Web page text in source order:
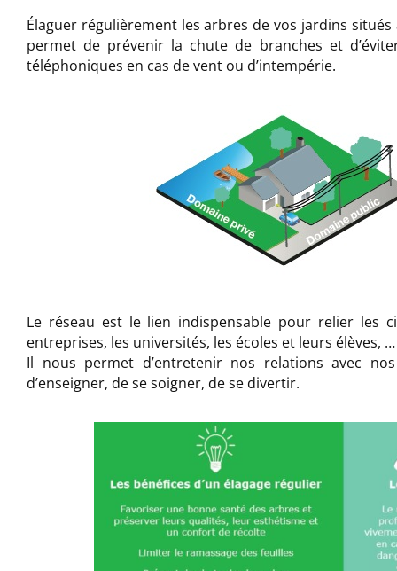
Élaguer régulièrement les arbres de vos jardins
permet de prévenir la chute de branches et
téléphoniques en cas de vent ou d’intempérie.
Le réseau est le lien indispensable pour relier les
entreprises, les universités, les écoles et leurs élèves, …
Il nous permet d’entretenir nos relations avec
d’enseigner, de se soigner, de se divertir.